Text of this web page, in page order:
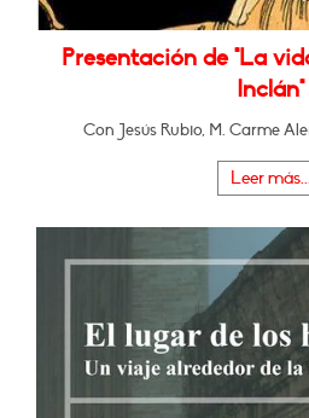
Presentación de "La
Inclán"
Con Jesús Rubio, M. Carme
Leer más...